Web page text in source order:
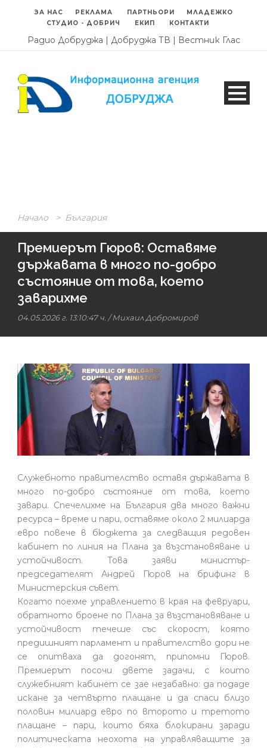
ЗА НАС РЕКЛАМА ПАРТНЬОРИ
МЛАДЕЖКО
СТУДИО - ДОБРИЧ
ЕКИП КОНТАКТИ
Радио Добруджа | Добруджа ТВ | Вестник Глас
Начало > България
Премиерът Гюров: Оставяме
държавата в много по-добро
състояние от това, което
заварихме
04.05.2026 г. 13:10:47 ч. /Михаил Добромиров
Служебното правителство оставя държавата в
много по-добро състояние от това, което
завари. Спечелихме на България два много важни
ресурса – време и пари, оставяме около 2 милиарда
евро повече в бюджета за следващия редовен
кабинет по линия на Плана за възстановяване и
устойчивост. Това заяви министър-
председателят Андрей Гюров на брифинг в
Министерския съвет.
Когато поехме управлението в края на февруари,
обратното броене по Плана за възстановяване и
устойчивост течеше със скорост, която
предишният парламент и правителство дори не
се опитваха да догонят, припомни Гюров.
Премиерът посочи двете задачи, с които
служебният кабинет се зае незабавно: да подаде
искане за четвърто плащане и да спаси близо
половин милиард евро по второто и третото
плащане – пари, които бяха блокирани заради
политическата неохота на управляващите за